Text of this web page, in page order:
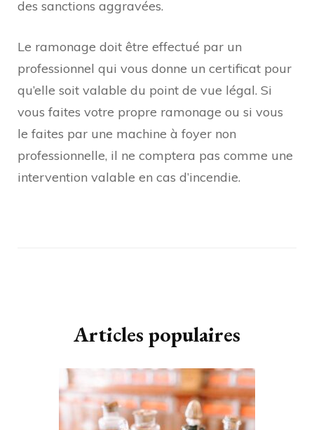
des sanctions aggravées.
Le ramonage doit être effectué par un
professionnel qui vous donne un certificat pour
qu’elle soit valable du point de vue légal. Si
vous faites votre propre ramonage ou si vous
le faites par une machine à foyer non
professionnelle, il ne comptera pas comme une
intervention valable en cas d’incendie.
Articles populaires